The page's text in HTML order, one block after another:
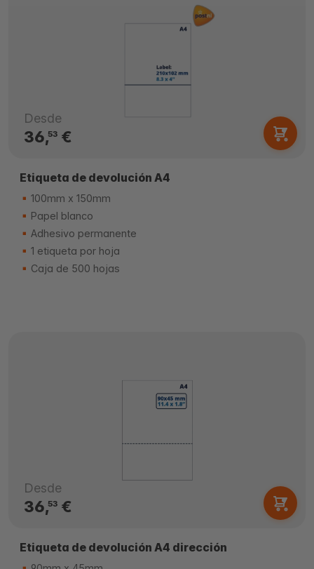
Desde
36,53€
Etiqueta de devolución A4
100mm x 150mm
Papel blanco
Adhesivo permanente
1 etiqueta por hoja
Caja de 500 hojas
Desde
36,53€
Etiqueta de devolución A4 dirección